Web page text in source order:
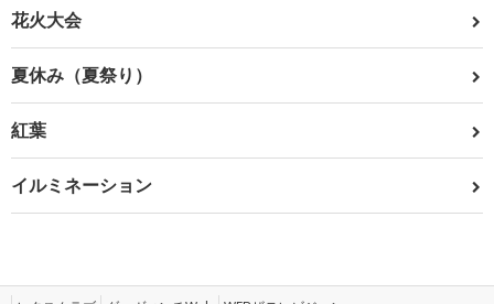
花火大会
夏休み（夏祭り）
紅葉
イルミネーション